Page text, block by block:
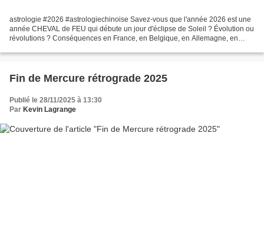
astrologie #2026 #astrologiechinoise Savez-vous que l'année 2026 est une
année CHEVAL de FEU qui débute un jour d'éclipse de Soleil ? Évolution ou
révolutions ? Conséquences en France, en Belgique, en Allemagne, en
Fin de Mercure rétrograde 2025
Publié le 28/11/2025 à 13:30
Par Kevin Lagrange